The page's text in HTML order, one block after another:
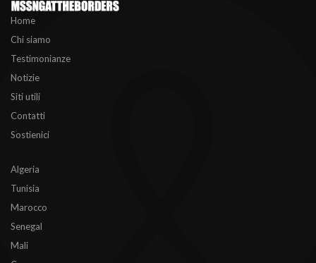
Home
Chi siamo
Testimonianze
Notizie
Siti utili
Contatti
Sostienici
Algeria
Tunisia
Marocco
Senegal
Mali